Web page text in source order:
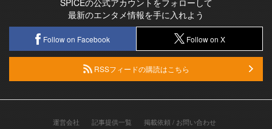
最新のエンタメ情報を手に入れよう
Follow on Facebook Follow on X
RSSフィードの購読はこちら
運営会社 記事提供一覧 掲載依頼 / お問い合わせ